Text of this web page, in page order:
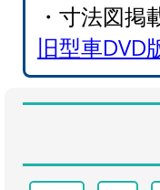
・寸法図
旧型車DVD